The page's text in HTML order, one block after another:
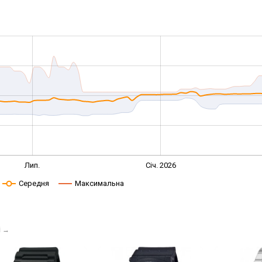
Лип. Січ. 2026
Середня Максимальна
→